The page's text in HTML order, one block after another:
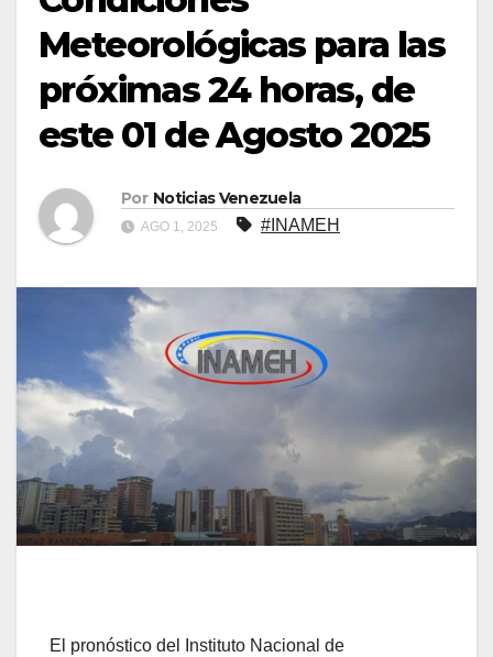
Meteorológicas para las
próximas 24 horas, de
este 01 de Agosto 2025
Por Noticias Venezuela
AGO 1, 2025 #INAMEH
El pronóstico del Instituto Nacional de